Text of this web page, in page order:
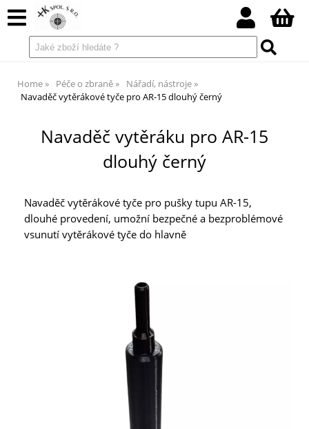
Home Péče o zbraně
Nářadí, nástroje
Navaděč vytěrákové tyče pro AR-15 dlouhý černý
Navaděč vytěráku pro AR-15
dlouhý černý
Navaděč vytěrákové tyče pro pušky tupu AR-15,
dlouhé provedení, umožní bezpečné a bezproblémové
vsunutí vytěrákové tyče do hlavně